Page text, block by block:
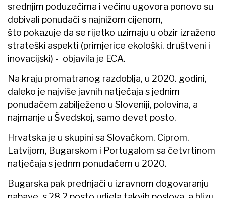
srednjim poduzećima i većinu ugovora ponovo su
dobivali ponuđači s najnižom cijenom,
što pokazuje da se rijetko uzimaju u obzir izraženo
strateški aspekti (primjerice ekološki, društveni i
inovacijski) - objavila je ECA.
Na kraju promatranog razdoblja, u 2020. godini,
daleko je najviše javnih natječaja s jednim
ponuđačem zabilježeno u Sloveniji, polovina, a
najmanje u Švedskoj, samo devet posto.
Hrvatska je u skupini sa Slovačkom, Ciprom,
Latvijom, Bugarskom i Portugalom sa četvrtinom
natječaja s jednm ponuđačem u 2020.
Bugarska pak prednjači u izravnom dogovaranju